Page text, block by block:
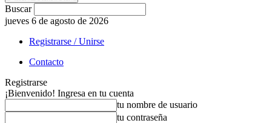
Buscar
jueves 6 de agosto de 2026
Registrarse / Unirse
Contacto
Registrarse
¡Bienvenido! Ingresa en tu cuenta
tu nombre de usuario
tu contraseña